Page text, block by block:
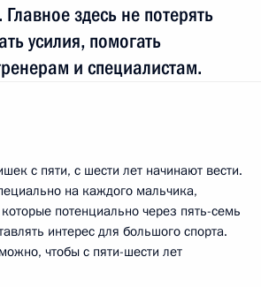
здесь не потерять
усилия, помогать
и специалистам.
с пяти, с шести лет начинают вести.
на каждого мальчика,
потенциально через пять-семь
интерес для большого спорта.
чтобы с пяти-шести лет